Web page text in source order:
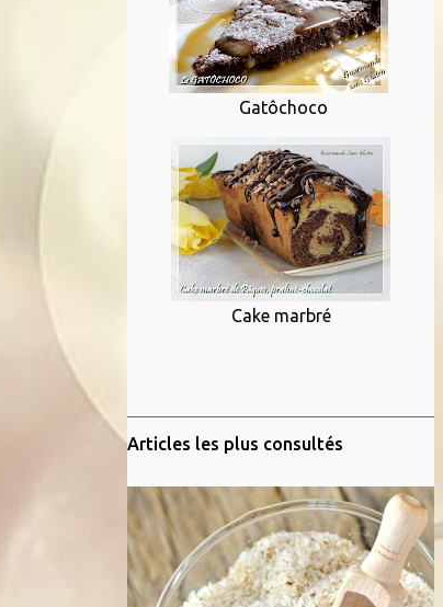
Gatôchoco
Cake marbré
Articles les plus consultés